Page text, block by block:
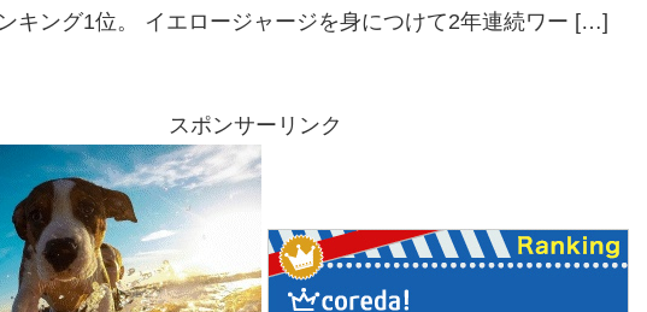
キング1位。 イエロージャージを身につけて2年連続ワー […]
スポンサーリンク